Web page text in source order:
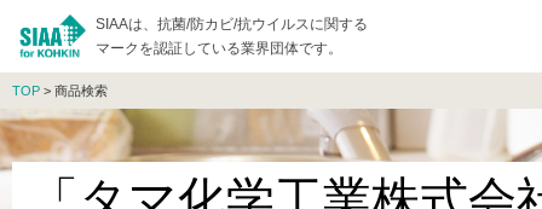
SIAAは、抗菌/防カビ/抗ウイルスに関する
マークを認証している業界団体です。
TOP > 商品検索